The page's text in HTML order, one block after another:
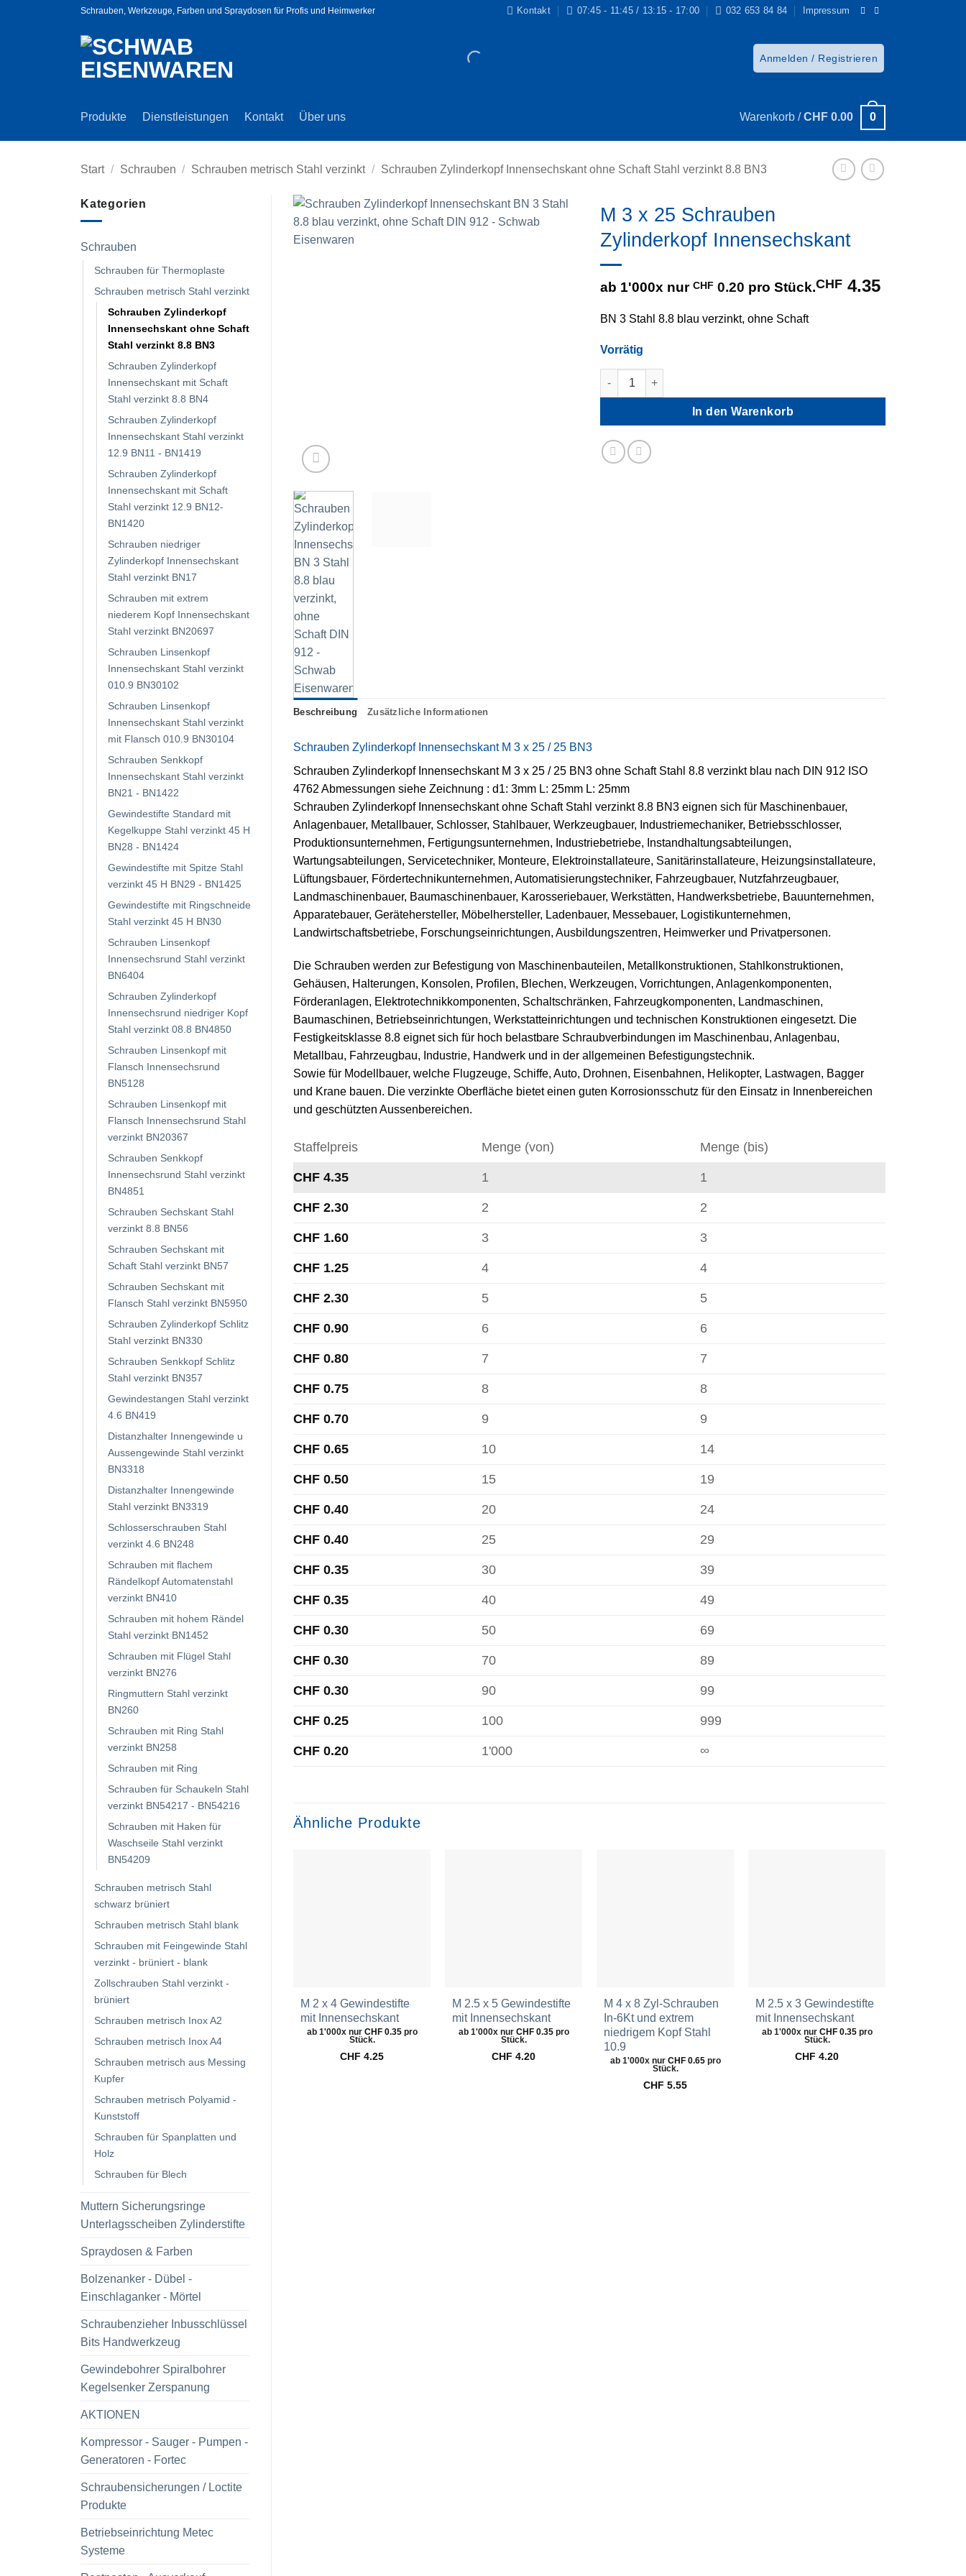
Schrauben, Werkzeuge, Farben und Spraydosen für Profis und Heimwerker Kontakt 07:45 - 11:45 / 13:15 - 17:00 032 653 84 84 Impressum
Anmelden / Registrieren
Produkte Dienstleistungen Kontakt Über uns Warenkorb /CHF0.00 0
Start / Schrauben / Schrauben metrisch Stahl verzinkt / Schrauben Zylinderkopf Innensechskant ohne Schaft Stahl verzinkt 8.8 BN3
Kategorien
Schrauben
Schrauben für Thermoplaste
Schrauben metrisch Stahl verzinkt
Schrauben Zylinderkopf
Innensechskant ohne Schaft
Stahl verzinkt 8.8 BN3
Schrauben Zylinderkopf
Innensechskant mit Schaft
Stahl verzinkt 8.8 BN4
Schrauben Zylinderkopf
Innensechskant Stahl verzinkt
12.9 BN11 - BN1419
Schrauben Zylinderkopf
Innensechskant mit Schaft
Stahl verzinkt 12.9 BN12-
BN1420
Schrauben niedriger
Zylinderkopf Innensechskant
Stahl verzinkt BN17
Schrauben mit extrem
niederem Kopf Innensechskant
Stahl verzinkt BN20697
Schrauben Linsenkopf
Innensechskant Stahl verzinkt
010.9 BN30102
Schrauben Linsenkopf
Innensechskant Stahl verzinkt
mit Flansch 010.9 BN30104
Schrauben Senkkopf
Innensechskant Stahl verzinkt
BN21 - BN1422
Gewindestifte Standard mit
Kegelkuppe Stahl verzinkt 45 H
BN28 - BN1424
Gewindestifte mit Spitze Stahl
verzinkt 45 H BN29 - BN1425
Gewindestifte mit Ringschneide
Stahl verzinkt 45 H BN30
Schrauben Linsenkopf
Innensechsrund Stahl verzinkt
BN6404
Schrauben Zylinderkopf
Innensechsrund niedriger Kopf
Stahl verzinkt 08.8 BN4850
Schrauben Linsenkopf mit
Flansch Innensechsrund
BN5128
Schrauben Linsenkopf mit
Flansch Innensechsrund Stahl
verzinkt BN20367
Schrauben Senkkopf
Innensechsrund Stahl verzinkt
BN4851
Schrauben Sechskant Stahl
verzinkt 8.8 BN56
Schrauben Sechskant mit
Schaft Stahl verzinkt BN57
Schrauben Sechskant mit
Flansch Stahl verzinkt BN5950
Schrauben Zylinderkopf Schlitz
Stahl verzinkt BN330
Schrauben Senkkopf Schlitz
Stahl verzinkt BN357
Gewindestangen Stahl verzinkt
4.6 BN419
Distanzhalter Innengewinde u
Aussengewinde Stahl verzinkt
BN3318
Distanzhalter Innengewinde
Stahl verzinkt BN3319
Schlosserschrauben Stahl
verzinkt 4.6 BN248
Schrauben mit flachem
Rändelkopf Automatenstahl
verzinkt BN410
Schrauben mit hohem Rändel
Stahl verzinkt BN1452
Schrauben mit Flügel Stahl
verzinkt BN276
Ringmuttern Stahl verzinkt
BN260
Schrauben mit Ring Stahl
verzinkt BN258
Schrauben mit Ring
Schrauben für Schaukeln Stahl
verzinkt BN54217 - BN54216
Schrauben mit Haken für
Waschseile Stahl verzinkt
BN54209
Schrauben metrisch Stahl
schwarz brüniert
Schrauben metrisch Stahl blank
Schrauben mit Feingewinde Stahl
verzinkt - brüniert - blank
Zollschrauben Stahl verzinkt -
brüniert
Schrauben metrisch Inox A2
Schrauben metrisch Inox A4
Schrauben metrisch aus Messing
Kupfer
Schrauben metrisch Polyamid -
Kunststoff
Schrauben für Spanplatten und
Holz
Schrauben für Blech
Muttern Sicherungsringe
Unterlagsscheiben Zylinderstifte
Spraydosen & Farben
Bolzenanker - Dübel -
Einschlaganker - Mörtel
Schraubenzieher Inbusschlüssel
Bits Handwerkzeug
Gewindebohrer Spiralbohrer
Kegelsenker Zerspanung
AKTIONEN
Kompressor - Sauger - Pumpen -
Generatoren - Fortec
Schraubensicherungen / Loctite
Produkte
Betriebseinrichtung Metec
Systeme
M 3 x 25 Schrauben
Zylinderkopf Innensechskant
ab 1'000x nur CHF 0.20 pro Stück.CHF 4.35
BN 3 Stahl 8.8 blau verzinkt, ohne Schaft
Vorrätig
M 3 x 25 Schrauben Zylinderkopf Innensechskant Menge
In den Warenkorb
Beschreibung Zusätzliche Informationen
Schrauben Zylinderkopf Innensechskant M 3 x 25 / 25 BN3
Schrauben Zylinderkopf Innensechskant M 3 x 25 / 25 BN3 ohne Schaft Stahl 8.8 verzinkt blau nach DIN 912 ISO
4762 Abmessungen siehe Zeichnung : d1: 3mm L: 25mm L: 25mm
Schrauben Zylinderkopf Innensechskant ohne Schaft Stahl verzinkt 8.8 BN3 eignen sich für Maschinenbauer,
Anlagenbauer, Metallbauer, Schlosser, Stahlbauer, Werkzeugbauer, Industriemechaniker, Betriebsschlosser,
Produktionsunternehmen, Fertigungsunternehmen, Industriebetriebe, Instandhaltungsabteilungen,
Wartungsabteilungen, Servicetechniker, Monteure, Elektroinstallateure, Sanitärinstallateure, Heizungsinstallateure,
Lüftungsbauer, Fördertechnikunternehmen, Automatisierungstechniker, Fahrzeugbauer, Nutzfahrzeugbauer,
Landmaschinenbauer, Baumaschinenbauer, Karosseriebauer, Werkstätten, Handwerksbetriebe, Bauunternehmen,
Apparatebauer, Gerätehersteller, Möbelhersteller, Ladenbauer, Messebauer, Logistikunternehmen,
Landwirtschaftsbetriebe, Forschungseinrichtungen, Ausbildungszentren, Heimwerker und Privatpersonen.
Die Schrauben werden zur Befestigung von Maschinenbauteilen, Metallkonstruktionen, Stahlkonstruktionen,
Gehäusen, Halterungen, Konsolen, Profilen, Blechen, Werkzeugen, Vorrichtungen, Anlagenkomponenten,
Förderanlagen, Elektrotechnikkomponenten, Schaltschränken, Fahrzeugkomponenten, Landmaschinen,
Baumaschinen, Betriebseinrichtungen, Werkstatteinrichtungen und technischen Konstruktionen eingesetzt. Die
Festigkeitsklasse 8.8 eignet sich für hoch belastbare Schraubverbindungen im Maschinenbau, Anlagenbau,
Metallbau, Fahrzeugbau, Industrie, Handwerk und in der allgemeinen Befestigungstechnik.
Sowie für Modellbauer, welche Flugzeuge, Schiffe, Auto, Drohnen, Eisenbahnen, Helikopter, Lastwagen, Bagger
und Krane bauen. Die verzinkte Oberfläche bietet einen guten Korrosionsschutz für den Einsatz in Innenbereichen
und geschützten Aussenbereichen.
Staffelpreis Menge (von) Menge (bis)
CHF 4.35 1 1
CHF 2.30 2 2
CHF 1.60 3 3
CHF 1.25 4 4
CHF 2.30 5 5
CHF 0.90 6 6
CHF 0.80 7 7
CHF 0.75 8 8
CHF 0.70 9 9
CHF 0.65 10 14
CHF 0.50 15 19
CHF 0.40 20 24
CHF 0.40 25 29
CHF 0.35 30 39
CHF 0.35 40 49
CHF 0.30 50 69
CHF 0.30 70 89
CHF 0.30 90 99
CHF 0.25 100 999
CHF 0.20 1'000 ∞
Ähnliche Produkte
M 2 x 4 Gewindestifte
mit Innensechskant
ab 1'000x nur CHF0.35pro
Stück.
CHF 4.25
M 2.5 x 5 Gewindestifte
mit Innensechskant
ab 1'000x nur CHF0.35pro
Stück.
CHF 4.20
M 4 x 8 Zyl-Schrauben
In-6Kt und extrem
niedrigem Kopf Stahl
10.9
ab 1'000x nur CHF0.65pro
Stück.
CHF 5.55
M 2.5 x 3 Gewindestifte
mit Innensechskant
ab 1'000x nur CHF0.35pro
Stück.
CHF 4.20